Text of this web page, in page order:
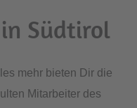
Südtirol
mehr bieten Dir die
Mitarbeiter des